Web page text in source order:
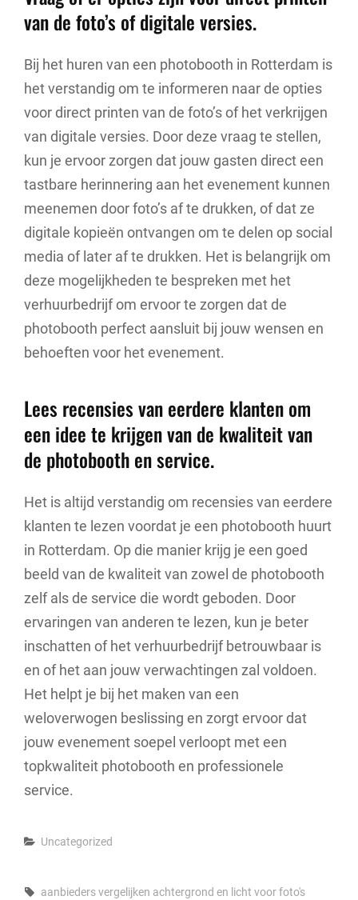
van de foto’s of digitale versies.
Bij het huren van een photobooth in Rotterdam is
het verstandig om te informeren naar de opties
voor direct printen van de foto’s of het verkrijgen
van digitale versies. Door deze vraag te stellen,
kun je ervoor zorgen dat jouw gasten direct een
tastbare herinnering aan het evenement kunnen
meenemen door foto’s af te drukken, of dat ze
digitale kopieën ontvangen om te delen op social
media of later af te drukken. Het is belangrijk om
deze mogelijkheden te bespreken met het
verhuurbedrijf om ervoor te zorgen dat de
photobooth perfect aansluit bij jouw wensen en
behoeften voor het evenement.
Lees recensies van eerdere klanten om
een idee te krijgen van de kwaliteit van
de photobooth en service.
Het is altijd verstandig om recensies van eerdere
klanten te lezen voordat je een photobooth huurt
in Rotterdam. Op die manier krijg je een goed
beeld van de kwaliteit van zowel de photobooth
zelf als de service die wordt geboden. Door
ervaringen van anderen te lezen, kun je beter
inschatten of het verhuurbedrijf betrouwbaar is
en of het aan jouw verwachtingen zal voldoen.
Het helpt je bij het maken van een
weloverwogen beslissing en zorgt ervoor dat
jouw evenement soepel verloopt met een
topkwaliteit photobooth en professionele
service.
Categories
Uncategorized
Tags,
aanbieders vergelijken achtergrond en licht voor foto's